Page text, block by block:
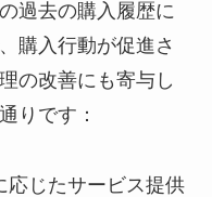
過去の購入履歴に
購入行動が促進さ
の改善にも寄与し
りです：
応じたサービス提供